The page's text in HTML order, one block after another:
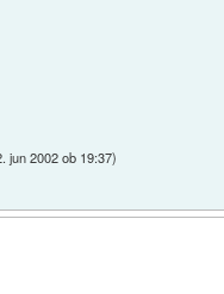
jun 2002 ob 19:37)